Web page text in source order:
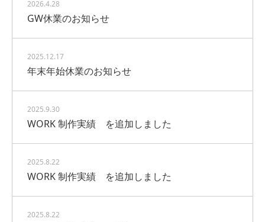
2026.4.28
GW休業のお知らせ
2025.12.17
年末年始休業のお知らせ
2025.9.30
WORK 制作実績 を追加しました
2025.8.22
WORK 制作実績 を追加しました
2025.8.22